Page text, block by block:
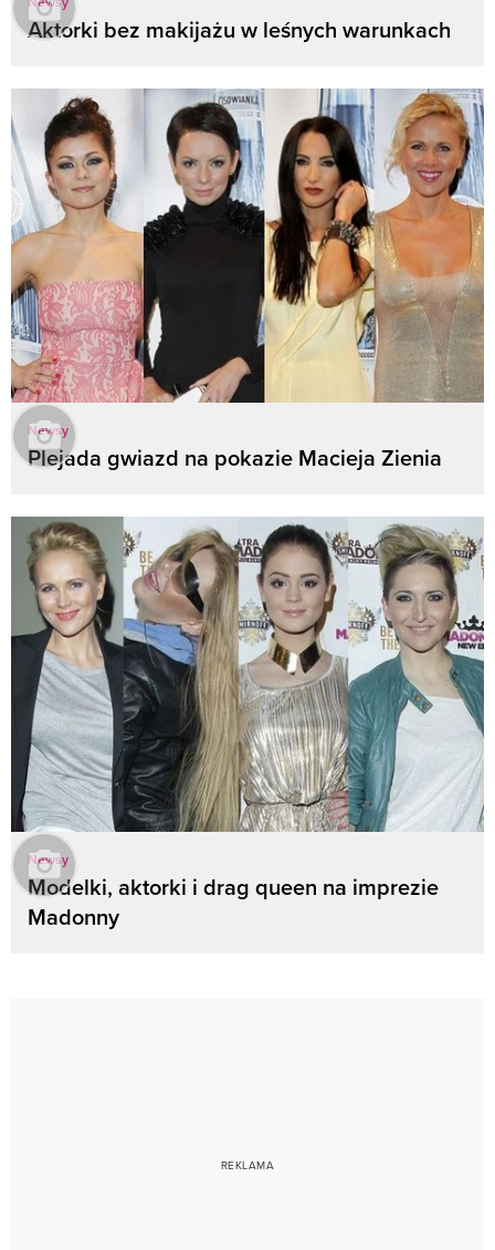
Aktorki bez makijażu w leśnych warunkach
Newsy
Plejada gwiazd na pokazie Macieja Zienia
Newsy
Modelki, aktorki i drag queen na imprezie
Madonny